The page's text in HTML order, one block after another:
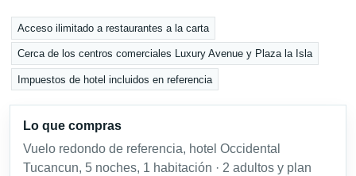
Acceso ilimitado a restaurantes a la carta
Cerca de los centros comerciales Luxury Avenue y Plaza la Isla
Impuestos de hotel incluidos en referencia
Lo que compras
Vuelo redondo de referencia, hotel Occidental
Tucancun, 5 noches, 1 habitación · 2 adultos y plan